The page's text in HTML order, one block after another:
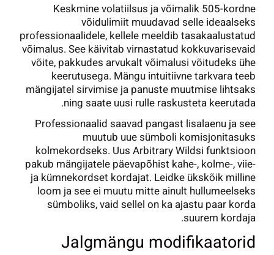
Keskmine volatiilsus ja võimalik 505-kordne
võidulimiit muudavad selle ideaalseks
professionaalidele, kellele meeldib tasakaalustatud
võimalus. See käivitab virnastatud kokkuvarisevaid
võite, pakkudes arvukalt võimalusi võitudeks ühe
keerutusega. Mängu intuitiivne tarkvara teeb
mängijatel sirvimise ja panuste muutmise lihtsaks
ning saate uusi rulle raskusteta keerutada.
Professionaalid saavad pangast lisalaenu ja see
muutub uue sümboli komisjonitasuks
kolmekordseks. Uus Arbitrary Wildsi funktsioon
pakub mängijatele päevapõhist kahe-, kolme-, viie-
ja kümnekordset kordajat. Leidke ükskõik milline
loom ja see ei muutu mitte ainult hullumeelseks
sümboliks, vaid sellel on ka ajastu paar korda
suurem kordaja.
Jalgmängu modifikaatorid